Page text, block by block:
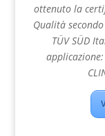
ottenuto la
Qualità
TÜV SÜD
applicazione: